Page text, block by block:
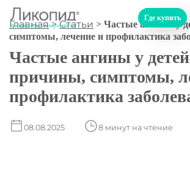
Активатор иммунитета
Где купить
Главная>Статьи > Частые ангины у
симптомы, лечение и профилактика
Частые ангины у
причины, симптомы,
профилактика
08.08.2025 8 минут на чтение